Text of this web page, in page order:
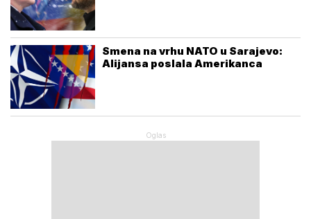
Smena na vrhu NATO u Sarajevo:
Alijansa poslala Amerikanca